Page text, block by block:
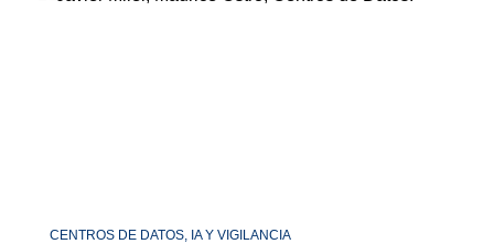
CENTROS DE DATOS, IA Y VIGILANCIA